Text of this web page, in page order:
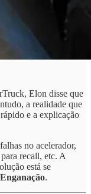
Elon disse que
a realidade que
e a explicação
no acelerador,
recall, etc. A
está se
.